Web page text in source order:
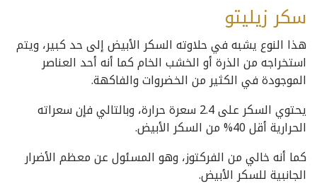
سكر زيليتو
هذا النوع يشبه في حلاوته السكر الأبيض إلى حد كبير، ويتم
استخراجه من الذرة أو الخشب الخام كما أنه أحد العناصر
الموجودة في الكثير من الخضروات والفاكهة.
يحتوي السكر على 2.4 سعرة حرارة، وبالتالي فإن سعراته
الحرارية أقل 40% من السكر الأبيض.
كما أنه خالي من الفركتوز، وهو المسئول عن معظم الأضرار
الجانبية للسكر الأبيض.